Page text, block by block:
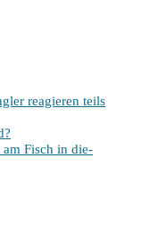
reagie­ren teils
am Fisch in die­